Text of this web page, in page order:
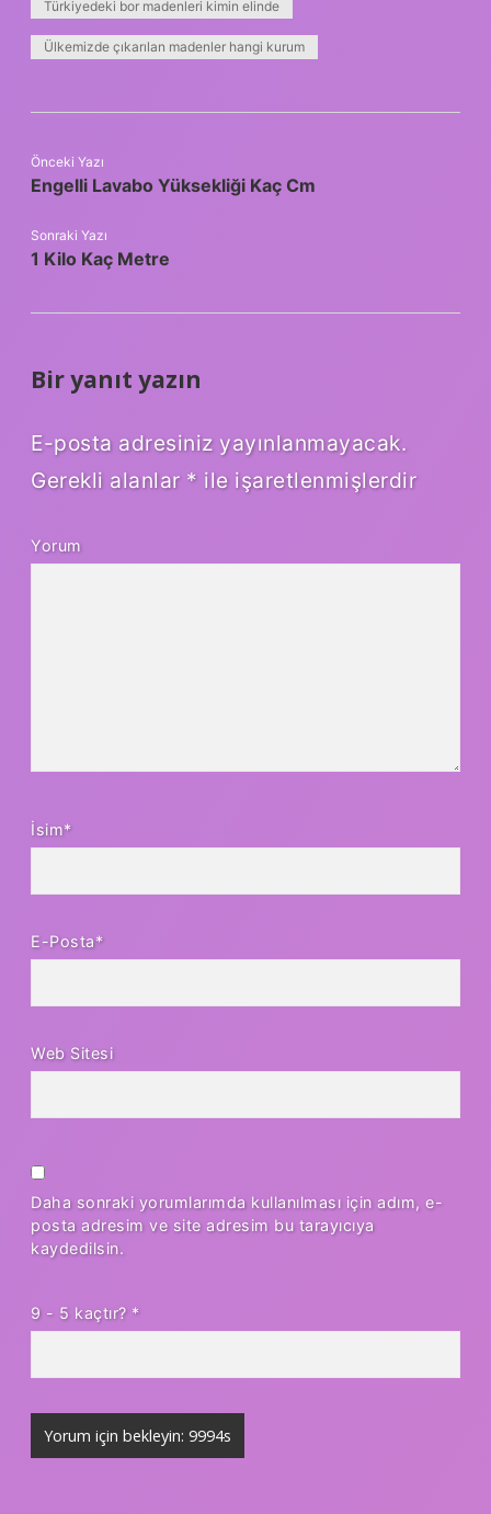
Türkiyedeki bor madenleri kimin elinde
Ülkemizde çıkarılan madenler hangi kurum
Önceki Yazı
Engelli Lavabo Yüksekliği Kaç Cm
Sonraki Yazı
1 Kilo Kaç Metre
Bir yanıt yazın
E-posta adresiniz yayınlanmayacak.
Gerekli alanlar * ile işaretlenmişlerdir
Yorum
İsim*
E-Posta*
Web Sitesi
Daha sonraki yorumlarımda kullanılması için adım, e-
posta adresim ve site adresim bu tarayıcıya
kaydedilsin.
9 - 5 kaçtır? *